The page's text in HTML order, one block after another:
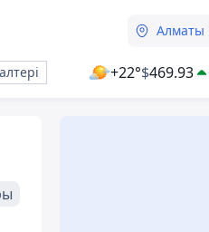
Алматы
+22°$469.93